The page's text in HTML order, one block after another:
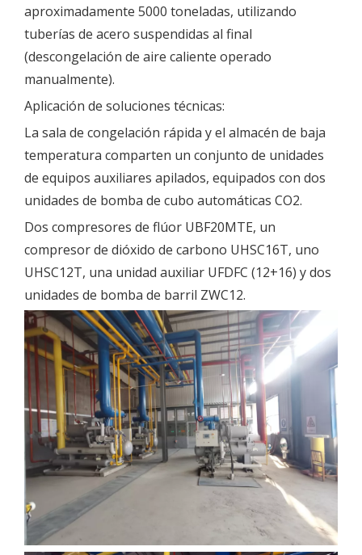
aproximadamente 5000 toneladas, utilizando
tuberías de acero suspendidas al final
(descongelación de aire caliente operado
manualmente).
Aplicación de soluciones técnicas:
La sala de congelación rápida y el almacén de baja
temperatura comparten un conjunto de unidades
de equipos auxiliares apilados, equipados con dos
unidades de bomba de cubo automáticas CO2.
Dos compresores de flúor UBF20MTE, un
compresor de dióxido de carbono UHSC16T, uno
UHSC12T, una unidad auxiliar UFDFC (12+16) y dos
unidades de bomba de barril ZWC12.